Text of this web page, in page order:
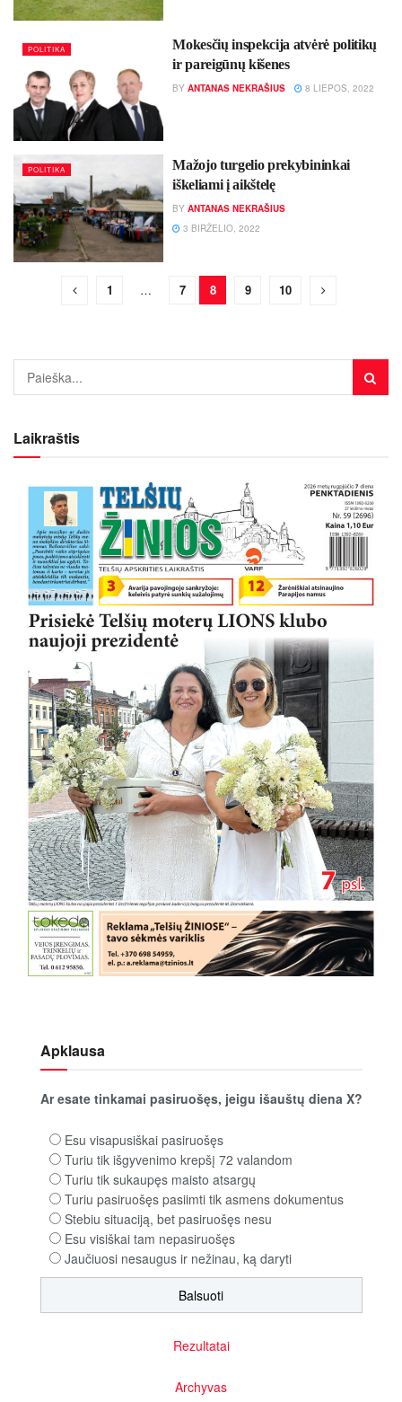
POLITIKA
Mokesčių inspekcija atvėrė politikų
ir pareigūnų kišenes
BY ANTANAS NEKRAŠIUS 8 LIEPOS, 2022
POLITIKA
Mažojo turgelio prekybininkai
iškeliami į aikštelę
BY ANTANAS NEKRAŠIUS
3 BIRŽELIO, 2022
1 … 7 8 9 10
Laikraštis
Apklausa
Ar esate tinkamai pasiruošęs, jeigu išauštų diena X?
Esu visapusiškai pasiruošęs
Turiu tik išgyvenimo krepšį 72 valandom
Turiu tik sukaupęs maisto atsargų
Turiu pasiruošęs pasiimti tik asmens dokumentus
Stebiu situaciją, bet pasiruošęs nesu
Esu visiškai tam nepasiruošęs
Jaučiuosi nesaugus ir nežinau, ką daryti
Rezultatai
Archyvas